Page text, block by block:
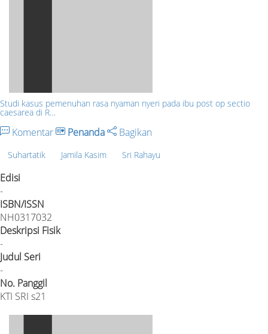
Studi kasus pemenuhan rasa nyaman nyeri pada ibu post op sectio
caesarea di R…
Komentar Penanda Bagikan
Suhartatik Jamila Kasim Sri Rahayu
Edisi
-
ISBN/ISSN
NH0317032
Deskripsi Fisik
-
Judul Seri
-
No. Panggil
KTI SRI s21